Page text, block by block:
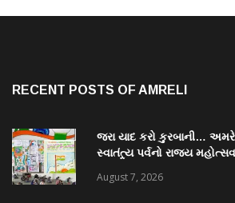
RECENT POSTS OF AMRELI
જરા યાદ કરો કુરબાની…
સ્વાતંત્ર્ય પર્વનો રાજ્ય મહોત્સવ
August 7, 2026